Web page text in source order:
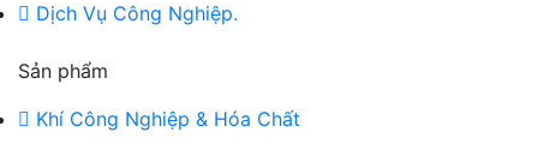
Dịch Vụ Công Nghiệp.
Sản phẩm
Khí Công Nghiệp & Hóa Chất